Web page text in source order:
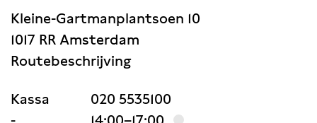
Kleine-Gartmanplantsoen 10
1017 RR Amsterdam
Routebeschrijving
Kassa
020 5535100